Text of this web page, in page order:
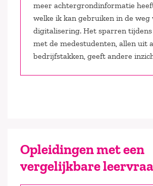
meer achtergrondinformatie
welke ik kan gebruiken in de weg
digitalisering. Het sparren tijdens
met de medestudenten, allen uit
bedrijfstakken, geeft andere
Opleidingen met een
vergelijkbare